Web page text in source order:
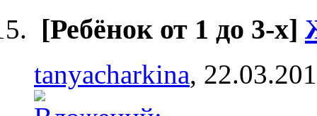
[Ребёнок от 1 до 3-х]
tanyacharkina,